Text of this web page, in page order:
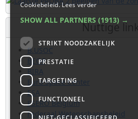
Nuttige links
B.USOC
BEOP
BIRA
Euro Space Center
ESA
ESERO Belgium
Federaal Wetenschapsbeleid
Cookiebeleid.Lees verder
SHOW ALL PARTNERS (1913) →
STRIKT NOODZAKELIJK
PRESTATIE
TARGETING
FUNCTIONEEL